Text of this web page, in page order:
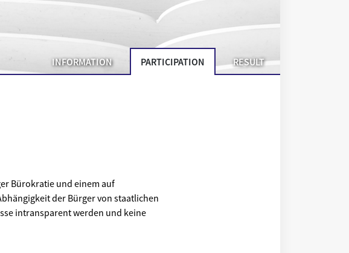
INFORMATION PARTICIPATION RESULT
Bürokratie und einem auf
der Bürger von staatlichen
intransparent werden und keine